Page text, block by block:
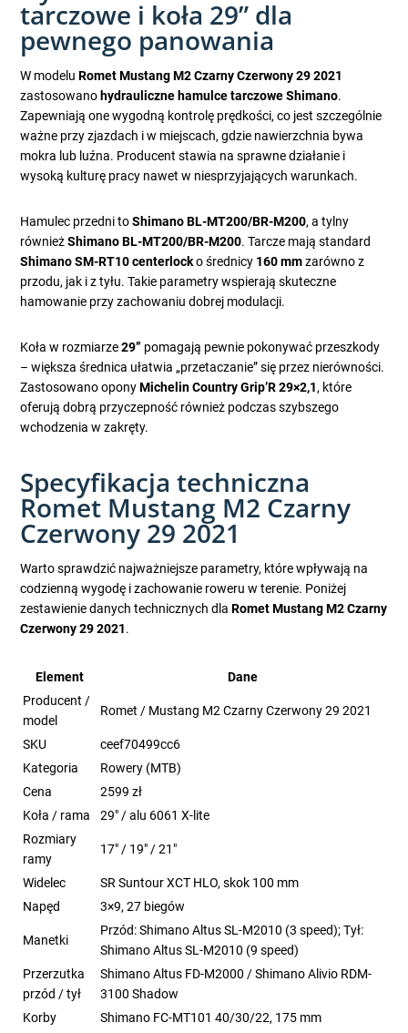
tarczowe i koła 29” dla
pewnego panowania
W modeluRomet Mustang M2 Czarny Czerwony 29 2021
zastosowano hydrauliczne hamulce tarczowe Shimano.
Zapewniają one wygodną kontrolę prędkości, co jest szczególnie
ważne przy zjazdach i w miejscach, gdzie nawierzchnia bywa
mokra lub luźna. Producent stawia na sprawne działanie i
wysoką kulturę pracy nawet w niesprzyjających warunkach.
Hamulec przedni toShimano BL-MT200/BR-M200, a tylny
równieżShimano BL-MT200/BR-M200. Tarcze mają standard
Shimano SM-RT10 centerlocko średnicy 160 mmzarówno z
przodu, jak i z tyłu. Takie parametry wspierają skuteczne
hamowanie przy zachowaniu dobrej modulacji.
Koła w rozmiarze29” pomagają pewnie pokonywać przeszkody
– większa średnica ułatwia „przetaczanie” się przez nierówności.
Zastosowano oponyMichelin Country Grip’R 29×2,1, które
oferują dobrą przyczepność również podczas szybszego
wchodzenia w zakręty.
Specyfikacja techniczna
Romet Mustang M2 Czarny
Czerwony 29 2021
Warto sprawdzić najważniejsze parametry, które wpływają na
codzienną wygodę i zachowanie roweru w terenie. Poniżej
zestawienie danych technicznych dlaRomet Mustang M2 Czarny
Czerwony 29 2021.
Element
Dane
Producent /
model
Romet / Mustang M2 Czarny Czerwony 29 2021
SKU
ceef70499cc6
Kategoria
Rowery (MTB)
Cena
2599 zł
Koła / rama
29" / alu 6061 X-lite
Rozmiary
ramy
17" / 19" / 21"
Widelec
SR Suntour XCT HLO, skok 100 mm
Napęd
3×9, 27 biegów
Manetki
Przód: Shimano Altus SL-M2010 (3 speed); Tył:
Shimano Altus SL-M2010 (9 speed)
Przerzutka
przód / tył
Shimano Altus FD-M2000 / Shimano Alivio RDM-
3100 Shadow
Korby
Shimano FC-MT101 40/30/22, 175 mm